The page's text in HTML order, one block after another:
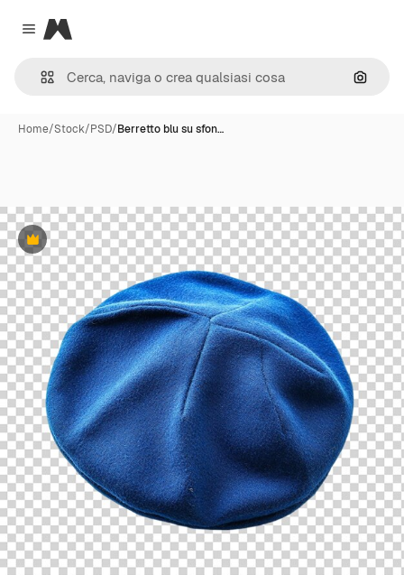
Close menu
Magnific
Cerca
Home/Stock/PSD/Berretto blu su sfon…
Premium